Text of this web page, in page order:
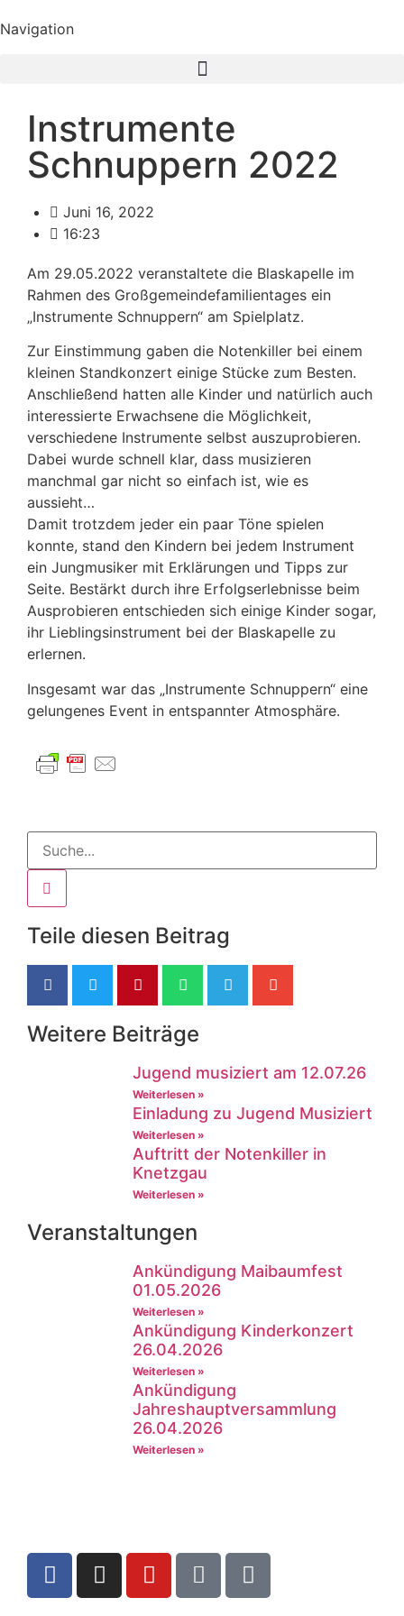
Navigation
Instrumente
Schnuppern 2022
Juni 16, 2022
16:23
Am 29.05.2022 veranstaltete die Blaskapelle im
Rahmen des Großgemeindefamilientages ein
„Instrumente Schnuppern“ am Spielplatz.
Zur Einstimmung gaben die Notenkiller bei einem
kleinen Standkonzert einige Stücke zum Besten.
Anschließend hatten alle Kinder und natürlich auch
interessierte Erwachsene die Möglichkeit,
verschiedene Instrumente selbst auszuprobieren.
Dabei wurde schnell klar, dass musizieren
manchmal gar nicht so einfach ist, wie es
aussieht…
Damit trotzdem jeder ein paar Töne spielen
konnte, stand den Kindern bei jedem Instrument
ein Jungmusiker mit Erklärungen und Tipps zur
Seite. Bestärkt durch ihre Erfolgserlebnisse beim
Ausprobieren entschieden sich einige Kinder sogar,
ihr Lieblingsinstrument bei der Blaskapelle zu
erlernen.
Insgesamt war das „Instrumente Schnuppern“ eine
gelungenes Event in entspannter Atmosphäre.
Teile diesen Beitrag
Weitere Beiträge
Jugend musiziert am 12.07.26
Weiterlesen »
Einladung zu Jugend Musiziert
Weiterlesen »
Auftritt der Notenkiller in
Knetzgau
Weiterlesen »
Veranstaltungen
Ankündigung Maibaumfest
01.05.2026
Weiterlesen »
Ankündigung Kinderkonzert
26.04.2026
Weiterlesen »
Ankündigung
Jahreshauptversammlung
26.04.2026
Weiterlesen »